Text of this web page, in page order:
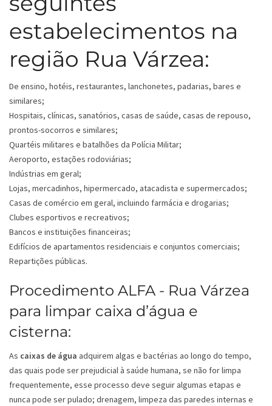
estabelecimentos na
região Rua Várzea:
De ensino, hotéis, restaurantes, lanchonetes, padarias, bares e
similares;
Hospitais, clínicas, sanatórios, casas de saúde, casas de repouso,
prontos-socorros e similares;
Quartéis militares e batalhões da Polícia Militar;
Aeroporto, estações rodoviárias;
Indústrias em geral;
Lojas, mercadinhos, hipermercado, atacadista e supermercados;
Casas de comércio em geral, incluindo farmácia e drogarias;
Clubes esportivos e recreativos;
Bancos e instituições financeiras;
Edifícios de apartamentos residenciais e conjuntos comerciais;
Repartições públicas.
Procedimento ALFA - Rua Várzea
para limpar caixa d’água e
cisterna:
As caixas de água adquirem algas e bactérias ao longo do tempo,
das quais pode ser prejudicial à saúde humana, se não for limpa
frequentemente, esse processo deve seguir algumas etapas e
nunca pode ser pulado; drenagem, limpeza das paredes internas e